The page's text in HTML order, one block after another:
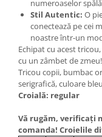
numeroaselor
Stil Autentic: O
conectează pe cei
noastre într-un
Echipat cu acest
cu un zâmbet de zmeu!
Tricou copii, bumbac
serigrafică, culoare
Croială: regular
Vă rugăm, verificaţi
comanda! Croielile